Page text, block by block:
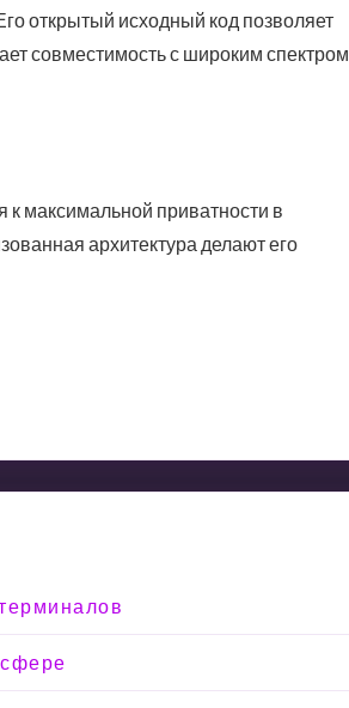
открытый исходный код позволяет
совместимость с широким спектром
к максимальной приватности в
архитектура делают его